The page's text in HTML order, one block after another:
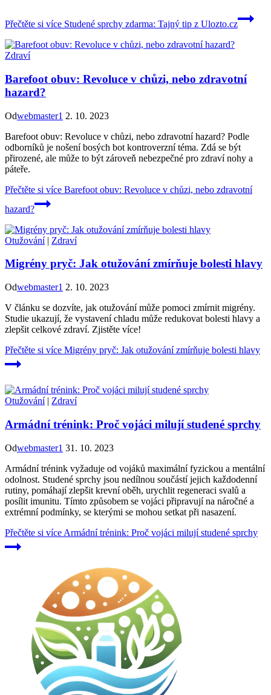
Přečtěte si více Studené sprchy zdarma: Tajný tip z Ulozto.cz
Zdraví
Barefoot obuv: Revoluce v chůzi, nebo zdravotní
hazard?
Odwebmaster1 2. 10. 2023
Barefoot obuv: Revoluce v chůzi, nebo zdravotní hazard? Podle
odborníků je nošení bosých bot kontroverzní téma. Zdá se být
přirozené, ale může to být zároveň nebezpečné pro zdraví nohy a
páteře.
Přečtěte si více Barefoot obuv: Revoluce v chůzi, nebo zdravotní
hazard?
Otužování| Zdraví
Migrény pryč: Jak otužování zmírňuje bolesti hlavy
Odwebmaster1 2. 10. 2023
V článku se dozvíte, jak otužování může pomoci zmírnit migrény.
Studie ukazují, že vystavení chladu může redukovat bolesti hlavy a
zlepšit celkové zdraví. Zjistěte více!
Přečtěte si více Migrény pryč: Jak otužování zmírňuje bolesti hlavy
Otužování| Zdraví
Armádní trénink: Proč vojáci milují studené sprchy
Odwebmaster1 31. 10. 2023
Armádní trénink vyžaduje od vojáků maximální fyzickou a mentální
odolnost. Studené sprchy jsou nedílnou součástí jejich každodenní
rutiny, pomáhají zlepšit krevní oběh, urychlit regeneraci svalů a
posílit imunitu. Tímto způsobem se vojáci připravují na náročné a
extrémní podmínky, se kterými se mohou setkat při nasazení.
Přečtěte si více Armádní trénink: Proč vojáci milují studené sprchy